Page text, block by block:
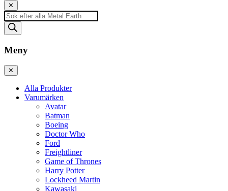
✕
Produktsökning
Meny
✕
Alla Produkter
Varumärken
Avatar
Batman
Boeing
Doctor Who
Ford
Freightliner
Game of Thrones
Harry Potter
Lockheed Martin
Kawasaki